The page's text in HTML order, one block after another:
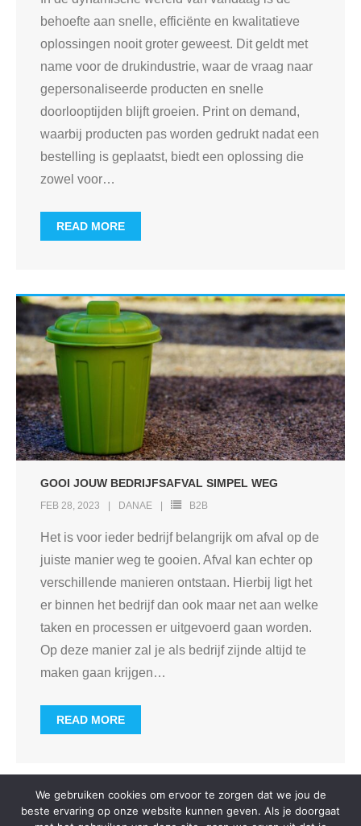
behoefte aan snelle, efficiënte en kwalitatieve
oplossingen nooit groter geweest. Dit geldt met
name voor de drukindustrie, waar de vraag naar
gepersonaliseerde producten en snelle
doorlooptijden blijft groeien. Print on demand,
waarbij producten pas worden gedrukt nadat een
bestelling is geplaatst, biedt een oplossing die
zowel voor…
READ MORE
GOOI JOUW BEDRIJFSAFVAL SIMPEL WEG
FEB 28, 2023 DANAE B2B
Het is voor ieder bedrijf belangrijk om afval op de
juiste manier weg te gooien. Afval kan echter op
verschillende manieren ontstaan. Hierbij ligt het
er binnen het bedrijf dan ook maar net aan welke
taken en processen er uitgevoerd gaan worden.
Op deze manier zal je als bedrijf zijnde altijd te
maken gaan krijgen…
READ MORE
We gebruiken cookies om ervoor te zorgen dat we jou de
beste ervaring op onze website kunnen geven. Als je doorgaat